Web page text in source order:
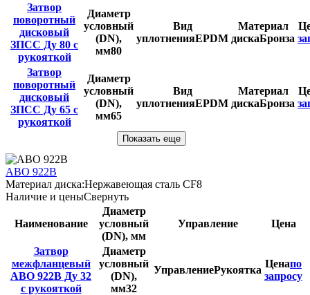
Затвор
поворотный
дисковый
ЗПСС Ду 80 с
рукояткой
Диаметр
условный
(DN),
мм80
Вид
уплотненияEPDM
Материал
дискаБронза
Затвор
поворотный
дисковый
ЗПСС Ду 65 с
рукояткой
Диаметр
условный
(DN),
мм65
Вид
уплотненияEPDM
Материал
дискаБронза
Показать еще
ABO 922B
Материал диска:Нержавеющая сталь CF8
Наличие и ценыСвернуть
Наименование
Диаметр
условный
(DN), мм
Управление Цена
Затвор
межфланцевый
ABO 922B Ду 32
с рукояткой
Диаметр
условный
(DN),
мм32
УправлениеРукоятка
Ценапо
запросу